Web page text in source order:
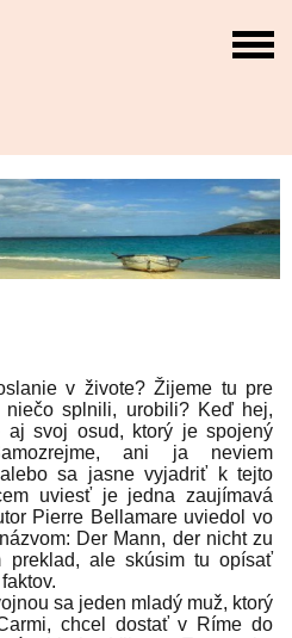
v živote? Žijeme tu pre
splnili, urobili? Keď hej,
aj svoj osud, ktorý je spojený
ani ja neviem
sa jasne vyjadriť k tejto
uviesť je jedna zaujímavá
Pierre Bellamare uviedol vo
Der Mann, der nicht zu
preklad, ale skúsim tu opísať
sa jeden mladý muž, ktorý
chcel dostať v Ríme do